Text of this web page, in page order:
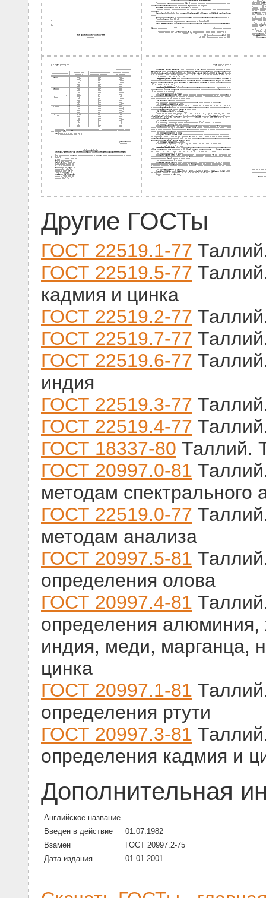
Другие ГОСТы
ГОСТ 22519.1-77
ГОСТ 22519.5-77
кадмия и цинка
ГОСТ 22519.2-77
ГОСТ 22519.7-77
ГОСТ 22519.6-77
индия
ГОСТ 22519.3-77
ГОСТ 22519.4-77
ГОСТ 18337-80 Таллий.
ГОСТ 20997.0-81
методам спектрального
ГОСТ 22519.0-77
методам анализа
ГОСТ 20997.5-81
определения олова
ГОСТ 20997.4-81
определения алюминия,
индия, меди, марганца,
цинка
ГОСТ 20997.1-81
определения ртути
ГОСТ 20997.3-81
определения кадмия и
Дополнительная
Английское название
Введен в действие
01.07.1982
Взамен
ГОСТ 20997.2-75
Дата издания
01.01.2001